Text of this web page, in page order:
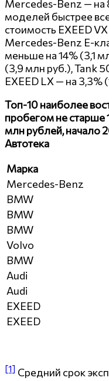
Mercedes-Benz — на
моделей быстрее
стоимость EXEED
Mercedes-Benz E-
меньше на 14% (3,1
(3,9 млн руб.), Tank
EXEED LX — на 3,3%
Топ-10 наиболее
пробегом не старше
млн рублей, начало
Автотека
Марка
Mercedes-Benz
BMW
BMW
BMW
Volvo
BMW
Audi
Audi
EXEED
EXEED
[1] Средний срок